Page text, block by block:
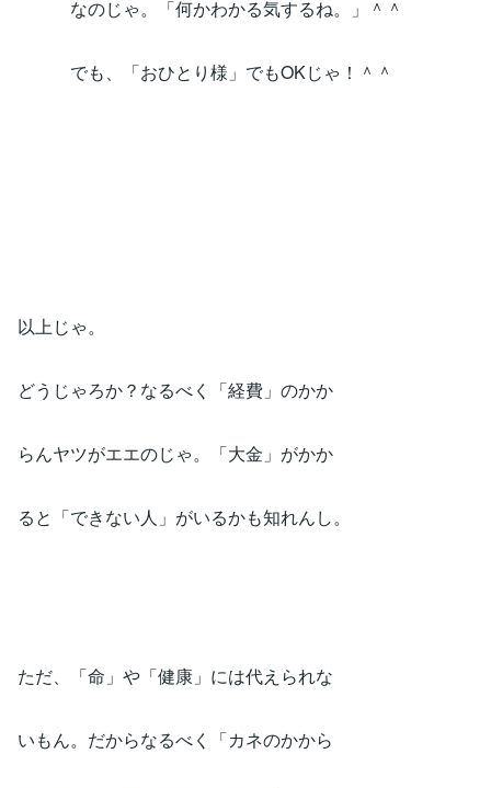
なのじゃ。「何かわかる気するね。」＾＾
でも、「おひとり様」でもOKじゃ！＾＾
以上じゃ。
どうじゃろか？なるべく「経費」のかか
らんヤツがエエのじゃ。「大金」がかか
ると「できない人」がいるかも知れんし。
ただ、「命」や「健康」には代えられな
いもん。だからなるべく「カネのかから